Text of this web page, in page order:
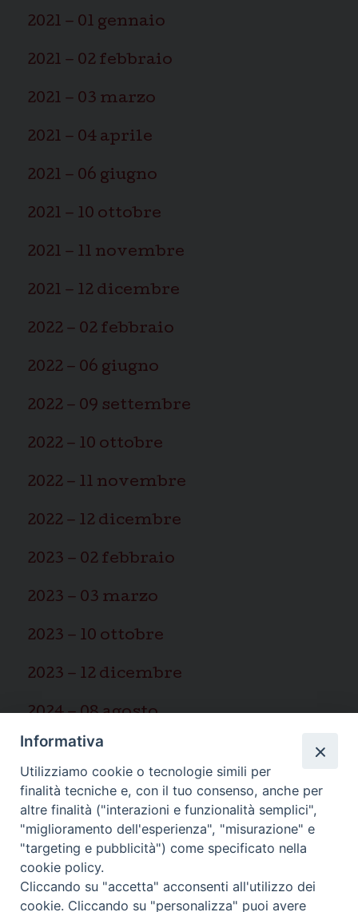
2021 – 01 gennaio
2021 – 02 febbraio
2021 – 03 marzo
2021 – 04 aprile
2021 – 06 giugno
2021 – 10 ottobre
2021 – 11 novembre
2021 – 12 dicembre
2022 – 02 febbraio
2022 – 06 giugno
2022 – 09 settembre
2022 – 10 ottobre
2022 – 11 novembre
2022 – 12 dicembre
2023 – 02 febbraio
2023 – 03 marzo
2023 – 10 ottobre
2023 – 12 dicembre
2024 – 08 agosto
2025 – 03 marzo
Paolo”
Informativa
Utilizziamo cookie o tecnologie simili per
finalità tecniche e, con il tuo consenso, anche per
altre finalità ("interazioni e funzionalità semplici",
"miglioramento dell'esperienza", "misurazione" e
"targeting e pubblicità") come specificato nella
cookie policy.
Cliccando su "accetta" acconsenti all'utilizzo dei
cookie. Cliccando su "personalizza" puoi avere